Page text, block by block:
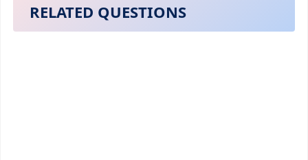
RELATED QUESTIONS